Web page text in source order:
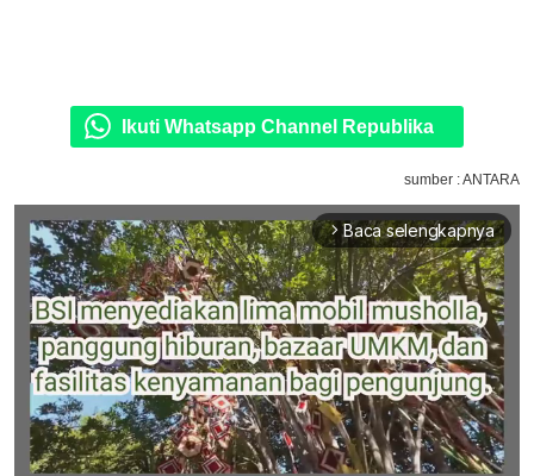
Ikuti Whatsapp Channel Republika
sumber : ANTARA
arrow_forward_ios Baca selengkapnya